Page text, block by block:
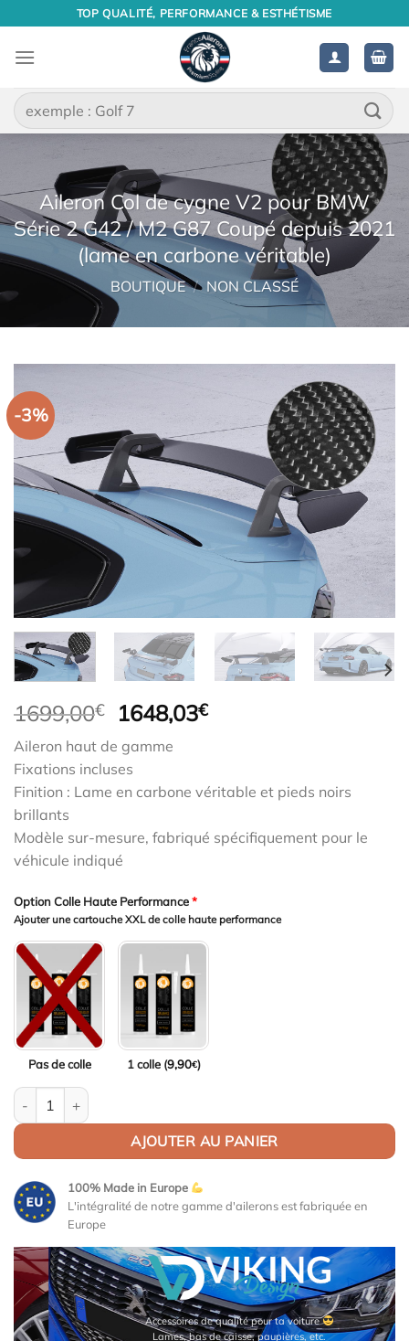
contenu
TOP QUALITÉ, PERFORMANCE & ESTHÉTISME
Recherche
pour :
Aileron Col de cygne V2 pour BMW
Série 2 G42 / M2 G87 Coupé depuis 2021
(lame en carbone véritable)
BOUTIQUE / NON CLASSÉ
-3%
1699,00€
Le
initial
était :
1699,00€.
1648,03€Le
1648,03€.
Aileron haut de gamme
Fixations incluses
Finition : Lame en carbone véritable et pieds noirs
brillants
Modèle sur-mesure, fabriqué spécifiquement pour le
véhicule indiqué
Option Colle Haute Performance*
Ajouter une cartouche XXL de colle haute performance
Pas de colle 1 colle (9,90€)
quantité de Aileron Col de cygne V2 pour BMW Série 2 G42 /
AJOUTER AU PANIER
100% Made in Europe
L'intégralité de notre gamme d'ailerons est fabriquée en
Europe
Accessoires de qualité pour ta voiture
Lames, bas de caisse, paupières, etc.